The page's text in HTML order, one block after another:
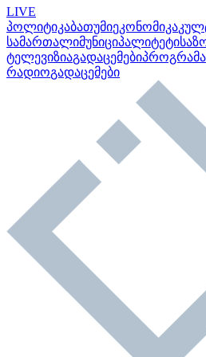
LIVE
პოლიტიკაბათუმიეკონომიკა
სამართალიმუნიციპალიტეტი
ტელევიზიაგადაცემებიპროგრამა
რადიოგადაცემები